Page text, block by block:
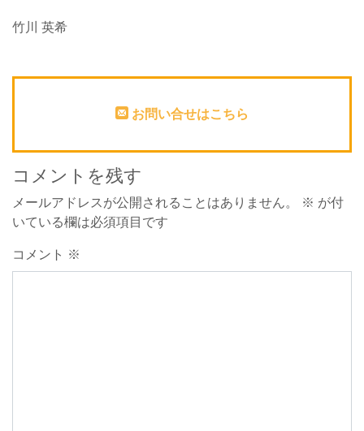
竹川 英希
お問い合せはこちら
コメントを残す
メールアドレスが公開されることはありません。 ※ が付
いている欄は必須項目です
コメント ※